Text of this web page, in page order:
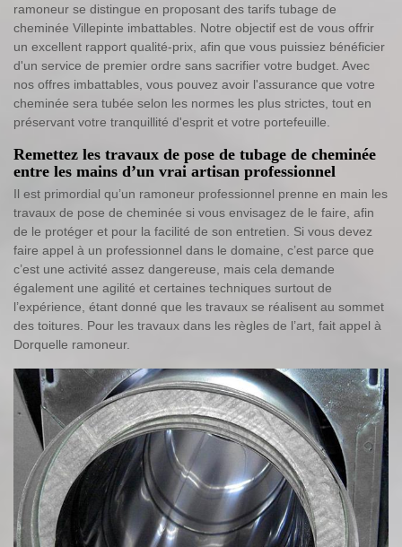
ramoneur se distingue en proposant des tarifs tubage de
cheminée Villepinte imbattables. Notre objectif est de vous offrir
un excellent rapport qualité-prix, afin que vous puissiez bénéficier
d'un service de premier ordre sans sacrifier votre budget. Avec
nos offres imbattables, vous pouvez avoir l'assurance que votre
cheminée sera tubée selon les normes les plus strictes, tout en
préservant votre tranquillité d'esprit et votre portefeuille.
Remettez les travaux de pose de tubage de cheminée
entre les mains d’un vrai artisan professionnel
Il est primordial qu’un ramoneur professionnel prenne en main les
travaux de pose de cheminée si vous envisagez de le faire, afin
de le protéger et pour la facilité de son entretien. Si vous devez
faire appel à un professionnel dans le domaine, c’est parce que
c’est une activité assez dangereuse, mais cela demande
également une agilité et certaines techniques surtout de
l’expérience, étant donné que les travaux se réalisent au sommet
des toitures. Pour les travaux dans les règles de l’art, fait appel à
Dorquelle ramoneur.